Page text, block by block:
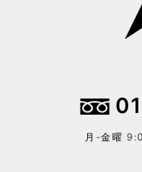
月-金曜